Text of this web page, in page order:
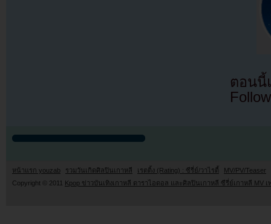
ตอนนี้
หน้าแรก youzab รวมวันเกิดศิลปินเกาหลี เรตติ้ง (Rating) : ซีรี่ย์/วาไรตี้
MV/PV/Teaser
Copyright © 2011 Kpop ข่าวบันเทิงเกาหลี ดาราไอดอล และศิลปินเกาหลี ซีรี่ย์เกาหลี MV